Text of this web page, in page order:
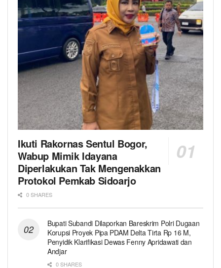
Ikuti Rakornas Sentul Bogor,
Wabup Mimik Idayana
Diperlakukan Tak Mengenakkan
Protokol Pemkab Sidoarjo
0 SHARES
Bupati Subandi Dilaporkan Bareskrim Polri Dugaan
Korupsi Proyek Pipa PDAM Delta Tirta Rp 16 M,
Penyidik Klarifikasi Dewas Fenny Apridawati dan
Andjar
0 SHARES